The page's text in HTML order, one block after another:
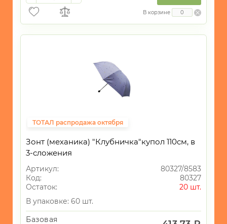
В корзине
ТОТАЛ распродажа октября
Зонт (механика) "Клубничка"купол 110см, в
3-сложения
Артикул:
80327/8583
Код:
80327
Остаток:
20 шт.
В упаковке: 60 шт.
Базовая